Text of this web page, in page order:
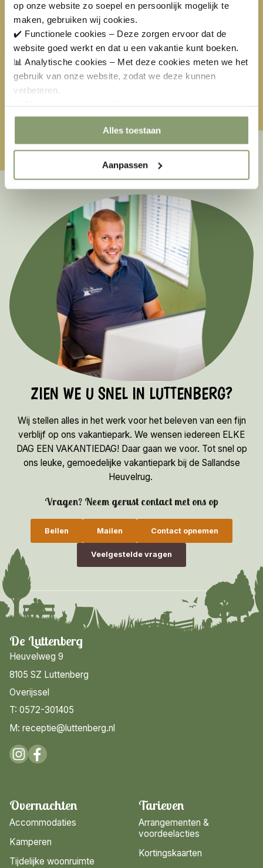
op onze website zo soepel en persoonlijk mogelijk te
maken, gebruiken wij cookies.
✔️ Functionele cookies – Deze zorgen ervoor dat de
website goed werkt en dat u een vakantie kunt boeken.
📊 Analytische cookies – Met deze cookies meten we het
gebruik van onze website, zodat we deze kunnen
verbeteren.
aanbiedingen en advertenties laten zien.
Alles toestaan
Aanpassen
Geselecteerd
Niet beschikbaar
Pasen €487,00 Meivakantie €324,00 Hemelvaart
Pinksteren
ZIEN WE U SNEL IN LUTTENBERG?
Wij stellen alles in het werk voor het beleven van een fijn
verblijf op ons vakantiepark. We wensen iedereen ELKE
DAG EEN VAKANTIEDAG! Daar gaan we voor. Tot snel op
ons leuke, gemoedelijke vakantiepark bij de Sallandse
Heuvelrug.
Vragen? Neem gerust contact met ons op
Bellen Mailen Contact opnemen
Veelgestelde vragen
De Luttenberg
Heuvelweg 9
8105 SZ Luttenberg
Overijssel
T: 0572-301405
M: receptie@luttenberg.nl
Overnachten
Accommodaties
Kamperen
Tijdelijke woonruimte
Tarieven
Arrangementen &
voordeelacties
Kortingskaarten